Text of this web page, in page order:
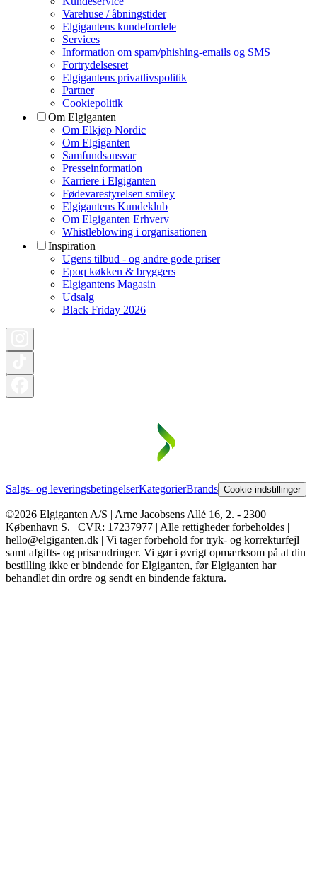
Varehuse / åbningstider
Elgigantens kundefordele
Services
Information om spam/phishing-emails og SMS
Fortrydelsesret
Elgigantens privatlivspolitik
Partner
Cookiepolitik
Om Elgiganten
Om Elkjøp Nordic
Om Elgiganten
Samfundsansvar
Presseinformation
Karriere i Elgiganten
Fødevarestyrelsen smiley
Elgigantens Kundeklub
Om Elgiganten Erhverv
Whistleblowing i organisationen
Inspiration
Ugens tilbud - og andre gode priser
Epoq køkken & bryggers
Elgigantens Magasin
Udsalg
Black Friday 2026
Salgs- og leveringsbetingelserKategorierBrands Cookie indstillinger
©2026 Elgiganten A/S | Arne Jacobsens Allé 16, 2. - 2300
København S. | CVR: 17237977 | Alle rettigheder forbeholdes |
hello@elgiganten.dk | Vi tager forbehold for tryk- og korrekturfejl
samt afgifts- og prisændringer. Vi gør i øvrigt opmærksom på at din
bestilling ikke er bindende for Elgiganten, før Elgiganten har
behandlet din ordre og sendt en bindende faktura.